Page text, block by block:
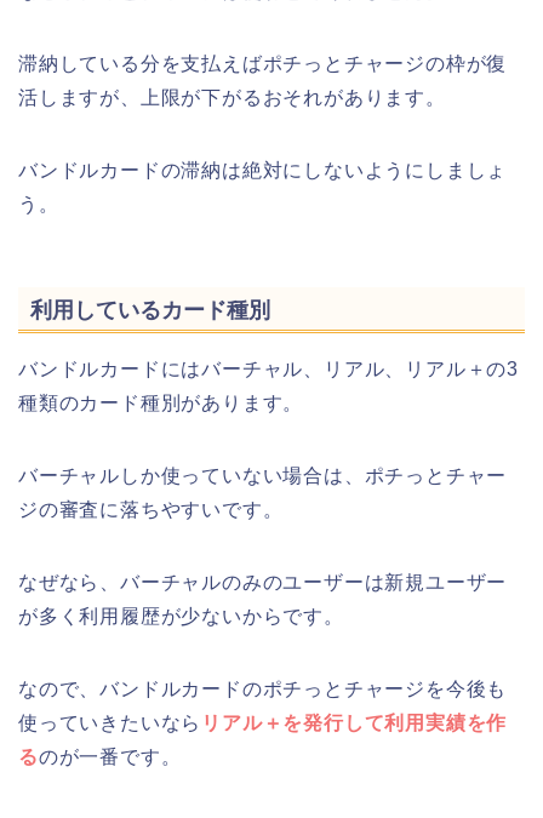
滞納している分を支払えばポチっとチャージの枠が復
活しますが、上限が下がるおそれがあります。
バンドルカードの滞納は絶対にしないようにしましょ
う。
利用しているカード種別
バンドルカードにはバーチャル、リアル、リアル＋の3
種類のカード種別があります。
バーチャルしか使っていない場合は、ポチっとチャー
ジの審査に落ちやすいです。
なぜなら、バーチャルのみのユーザーは新規ユーザー
が多く利用履歴が少ないからです。
なので、バンドルカードのポチっとチャージを今後も
使っていきたいなら リアル＋を発行して利用実績を作
るのが一番です。